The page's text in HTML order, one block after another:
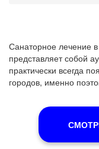
Санаторное лечение
представляет собой
практически всегда
городов, именно